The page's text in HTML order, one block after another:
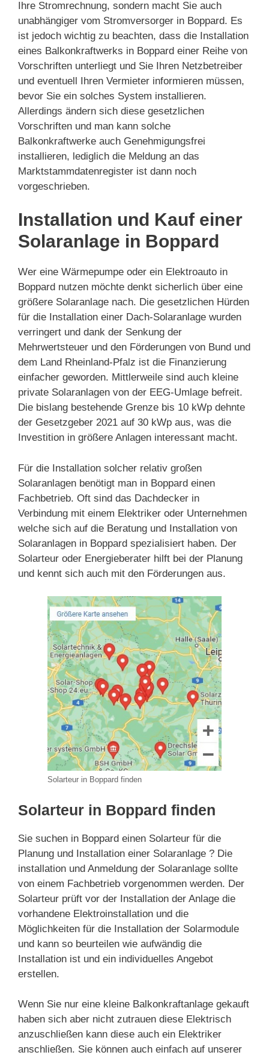
Ihre Stromrechnung, sondern macht Sie auch
unabhängiger vom Stromversorger in Boppard. Es
ist jedoch wichtig zu beachten, dass die Installation
eines Balkonkraftwerks in Boppard einer Reihe von
Vorschriften unterliegt und Sie Ihren Netzbetreiber
und eventuell Ihren Vermieter informieren müssen,
bevor Sie ein solches System installieren.
Allerdings ändern sich diese gesetzlichen
Vorschriften und man kann solche
Balkonkraftwerke auch Genehmigungsfrei
installieren, lediglich die Meldung an das
Marktstammdatenregister ist dann noch
vorgeschrieben.
Installation und Kauf einer
Solaranlage in Boppard
Wer eine Wärmepumpe oder ein Elektroauto in
Boppard nutzen möchte denkt sicherlich über eine
größere Solaranlage nach. Die gesetzlichen Hürden
für die Installation einer Dach-Solaranlage wurden
verringert und dank der Senkung der
Mehrwertsteuer und den Förderungen von Bund und
dem Land Rheinland-Pfalz ist die Finanzierung
einfacher geworden. Mittlerweile sind auch kleine
private Solaranlagen von der EEG-Umlage befreit.
Die bislang bestehende Grenze bis 10 kWp dehnte
der Gesetzgeber 2021 auf 30 kWp aus, was die
Investition in größere Anlagen interessant macht.
Für die Installation solcher relativ großen
Solaranlagen benötigt man in Boppard einen
Fachbetrieb. Oft sind das Dachdecker in
Verbindung mit einem Elektriker oder Unternehmen
welche sich auf die Beratung und Installation von
Solaranlagen in Boppard spezialisiert haben. Der
Solarteur oder Energieberater hilft bei der Planung
und kennt sich auch mit den Förderungen aus.
Solarteur in Boppard finden
Solarteur in Boppard finden
Sie suchen in Boppard einen Solarteur für die
Planung und Installation einer Solaranlage ? Die
installation und Anmeldung der Solaranlage sollte
von einem Fachbetrieb vorgenommen werden. Der
Solarteur prüft vor der Installation der Anlage die
vorhandene Elektroinstallation und die
Möglichkeiten für die Installation der Solarmodule
und kann so beurteilen wie aufwändig die
Installation ist und ein individuelles Angebot
erstellen.
Wenn Sie nur eine kleine Balkonkraftanlage gekauft
haben sich aber nicht zutrauen diese Elektrisch
anzuschließen kann diese auch ein Elektriker
anschließen. Sie können auch einfach auf unserer